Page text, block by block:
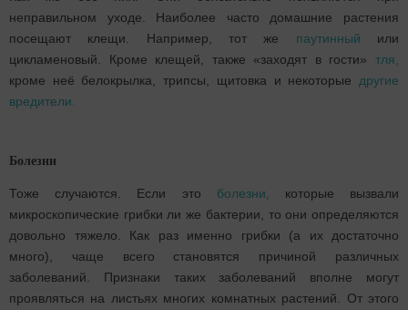
неправильном уходе. Наиболее часто домашние растения
посещают клещи. Например, тот же паутинный или
цикламеновый. Кроме клещей, также «заходят в гости» тля,
кроме неё белокрылка, трипсы, щитовка и некоторые другие
вредители.
Болезни
Тоже случаются. Если это болезни,
которые вызвали
микроскопические грибки ли же бактерии, то они определяются
довольно тяжело. Как раз именно грибки (а их достаточно
много), чаще всего становятся причиной различных
заболеваний. Признаки таких заболеваний вполне могут
проявляться на листьях многих комнатных растений. От этого